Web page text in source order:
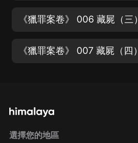
《獵罪案卷》 006 藏屍（三）
《獵罪案卷》 007 藏屍（四）
選擇您的地區